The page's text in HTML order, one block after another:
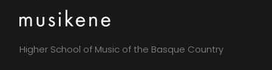
Higher School of Music of the Basque Country